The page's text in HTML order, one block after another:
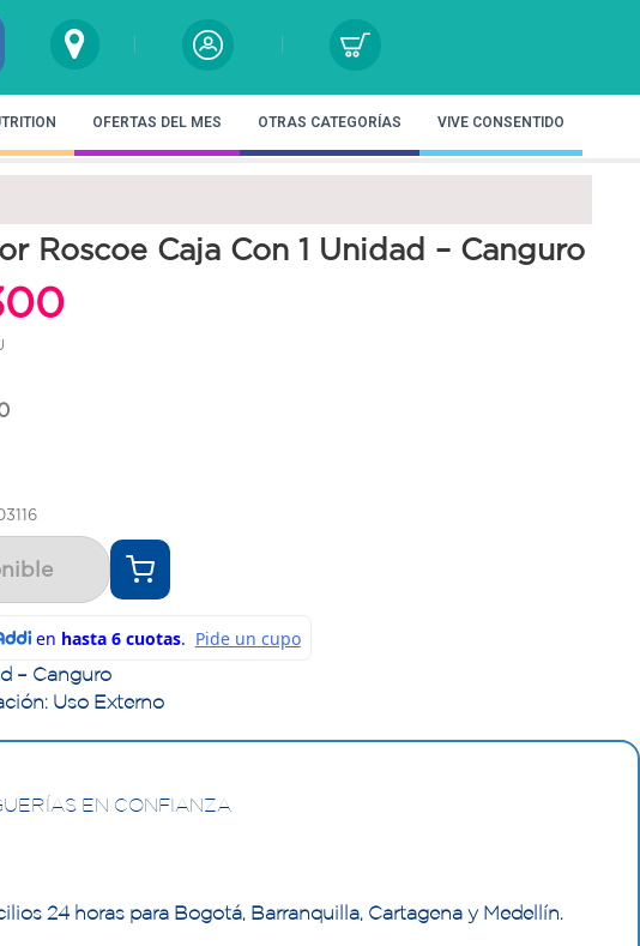
OFERTAS DEL MES OTRAS CATEGORÍAS VIVE CONSENTIDO
Roscoe Caja Con 1 Unidad – Canguro
– Canguro
Uso Externo
EN CONFIANZA
24 horas para Bogotá, Barranquilla, Cartagena y Medellín.